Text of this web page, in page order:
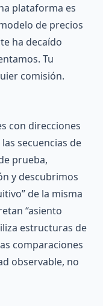
plataforma es
de precios
ha decaído
Tu
comisión.
con direcciones
secuencias de
prueba,
y descubrimos
de la misma
“asiento
estructuras de
comparaciones
observable, no